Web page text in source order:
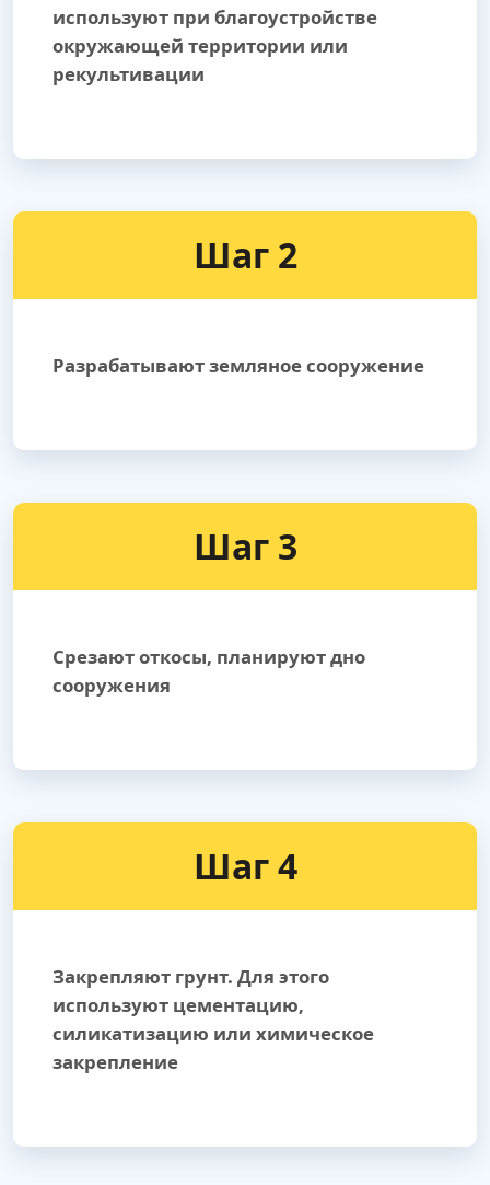
используют при благоустройстве
окружающей территории или
рекультивации
Шаг 2
Разрабатывают земляное сооружение
Шаг 3
Срезают откосы, планируют дно
сооружения
Шаг 4
Закрепляют грунт. Для этого
используют цементацию,
силикатизацию или химическое
закрепление